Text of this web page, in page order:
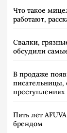
Что такое
работают,
Свалки,
обсудили
В продаже
писательницы,
Пять лет
брендом